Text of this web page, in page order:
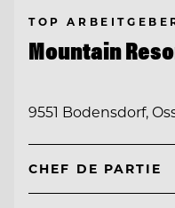
TOP
Mountain
9551 Bodensdorf,
CHEF DE PARTIE